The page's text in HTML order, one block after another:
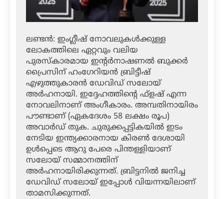
ലണ്ടന്‍: ഇംഗ്ലീഷ് നോവലുകള്‍ക്കുള്ള
ലോകത്തിലെ ഏറ്റവും വലിയ
പുരസ്‌കാരമായ ഇന്റര്‍നാഷണല്‍ ബുക്കര്‍
പ്രൈസിന് ഹംഗേറിയന്‍ ബ്രിട്ടീഷ്
എഴുത്തുകാരന്‍ ഡേവിഡ് സലോയ്
അര്‍ഹനായി. ഇദ്ദേഹത്തിന്റെ ഫ്‌ളഷ് എന്ന
നോവലിനാണ് അംഗീകാരം. അമ്പതിനായിരം
പൗണ്ടാണ് (ഏകദേശം 58 ലക്ഷം രൂപ)
അവാര്‍ഡ് തുക. ചുരുക്കപ്പട്ടികയില്‍ ഇടം
നേടിയ ഇന്ത്യക്കാരനായ കിരണ്‍ ദേശായി
ഉള്‍പ്പെടെ ആറു പേരെ പിന്തള്ളിയാണ്
സലോയ് സമ്മാനത്തിന്
അര്‍ഹനായിരിക്കുന്നത്. ബ്രിട്ടനില്‍ ജനിച്ച
ഡേവിഡ് സലോയ് ഇപ്പോള്‍ വിയന്നയിലാണ്
താമസിക്കുന്നത്.